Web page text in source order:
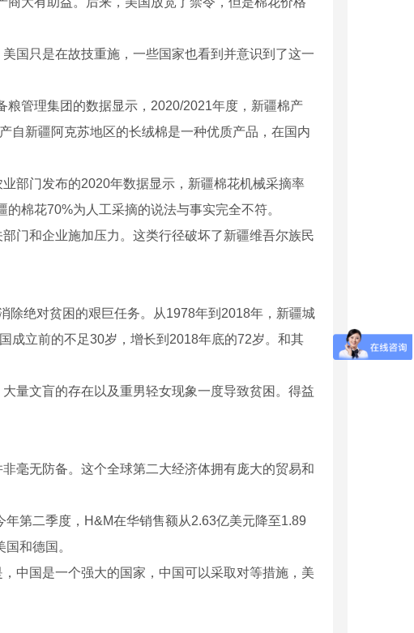
只是在故技重施，一些国家也看到并意识到了这一
管理集团的数据显示，2020/2021年度，新疆棉产
自新疆阿克苏地区的长绒棉是一种优质产品，在国内
门发布的2020年数据显示，新疆棉花机械采摘率
棉花70%为人工采摘的说法与事实完全不符。
和企业施加压力。这类行径破坏了新疆维吾尔族民
绝对贫困的艰巨任务。从1978年到2018年，新疆城
成立前的不足30岁，增长到2018年底的72岁。和其
文盲的存在以及重男轻女现象一度导致贫困。得益
无防备。这个全球第二大经济体拥有庞大的贸易和
第二季度，H&M在华销售额从2.63亿美元降至1.89
和德国。
国是一个强大的国家，中国可以采取对等措施，美